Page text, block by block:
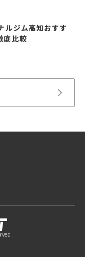
ルジム高知おすす
底比較